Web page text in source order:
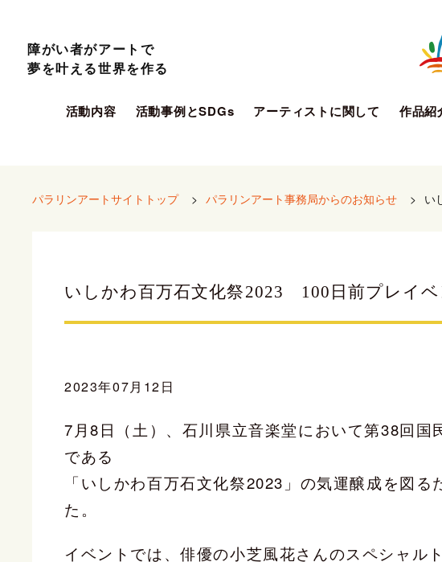
活動内容 活動事例とSDGs アーティストに関して 作品紹
障がい者がアートで
夢を叶える世界を作る
パラリンアートサイトトップ > パラリンアート事務局からのお知らせ > い
いしかわ百万石文化祭2023 100日前プレイベ
2023年07月12日
7月8日（土）、石川県立音楽堂において第38回
である
「いしかわ百万石文化祭2023」の気運醸成を図
た。
イベントでは、俳優の小芝風花さんのスペシャル